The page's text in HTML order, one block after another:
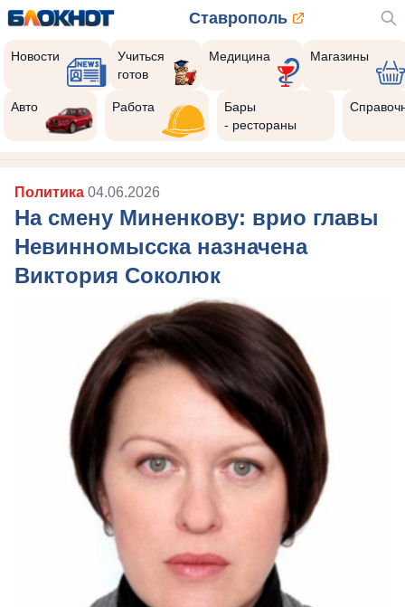
Ставрополь
Новости
Учиться
готов
Медицина Магазины
Авто Работа
Бары
- рестораны
Политика 04.06.2026
На смену Миненкову: врио главы
Невинномысска назначена
Виктория Соколюк